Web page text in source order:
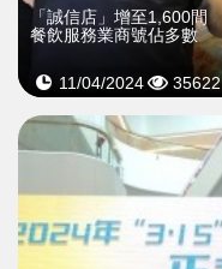
「誠信店」增至1,600間
餐飲服務業商號佔多數
11/04/2024 35622